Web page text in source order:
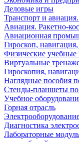
Деловые игры
Транспорт и
Авиация. Ракетно-
Авиационная
Гироскоп,
Физические
Виртуальные
Гироскопия,
Наглядные пособия
Стенды-планшеты по
Учебное
Горная отрасль
Диагностика
Лабораторные